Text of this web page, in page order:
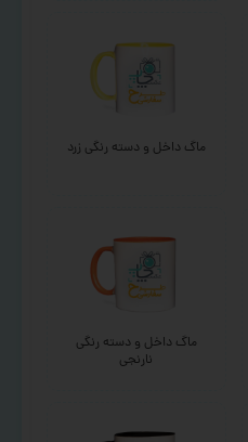
ماگ داخل و دسته رنگی زرد
ماگ داخل و دسته رنگی
نارنجی